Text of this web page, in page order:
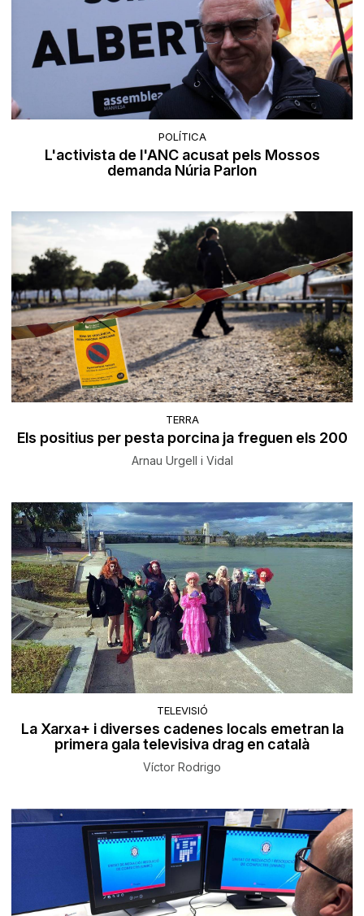
POLÍTICA
L'activista de l'ANC acusat pels Mossos
demanda Núria Parlon
TERRA
Els positius per pesta porcina ja freguen els 200
Arnau Urgell i Vidal
TELEVISIÓ
La Xarxa+ i diverses cadenes locals emetran la
primera gala televisiva drag en català
Víctor Rodrigo